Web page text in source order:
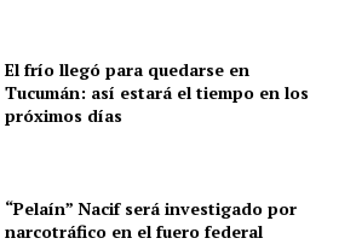
El frío llegó para quedarse en
Tucumán: así estará el tiempo en los
próximos días
“Pelaín” Nacif será investigado por
narcotráfico en el fuero federal